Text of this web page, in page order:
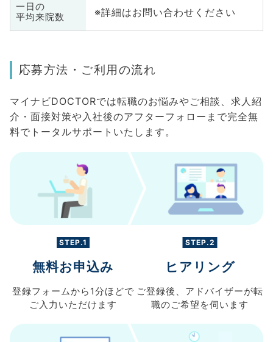
一日の
平均来院数
※詳細はお問い合わせください
応募方法・ご利用の流れ
マイナビDOCTORでは転職のお悩みやご相談、求人紹
介・面接対策や入社後のアフターフォローまで完全無
料でトータルサポートいたします。
STEP.1
無料お申込み
登録フォームから 1分ほどで
ご入力 いただけます
STEP.2
ヒアリング
ご登録後、 アドバイザーが転
職のご希望を伺います